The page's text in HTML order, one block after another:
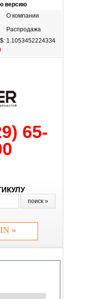
версию
О компании
Распродажа
1.1053452224334
65-
поиск »
»